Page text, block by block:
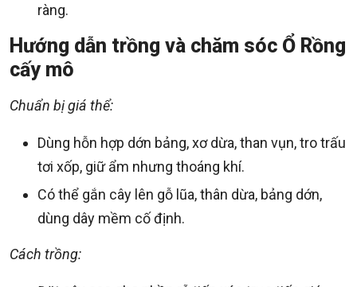
ràng.
Hướng dẫn trồng và chăm sóc Ổ Rồng
cấy mô
Chuẩn bị giá thể:
Dùng hỗn hợp dớn bảng, xơ dừa, than vụn, tro trấu
tơi xốp, giữ ẩm nhưng thoáng khí.
Có thể gắn cây lên gỗ lũa, thân dừa, bảng dớn,
dùng dây mềm cố định.
Cách trồng: